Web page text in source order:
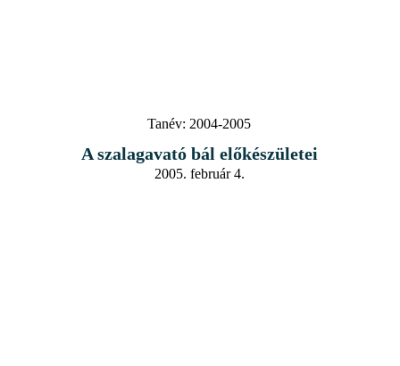
Tanév: 2004-2005
A szalagavató bál előkészületei
2005. február 4.